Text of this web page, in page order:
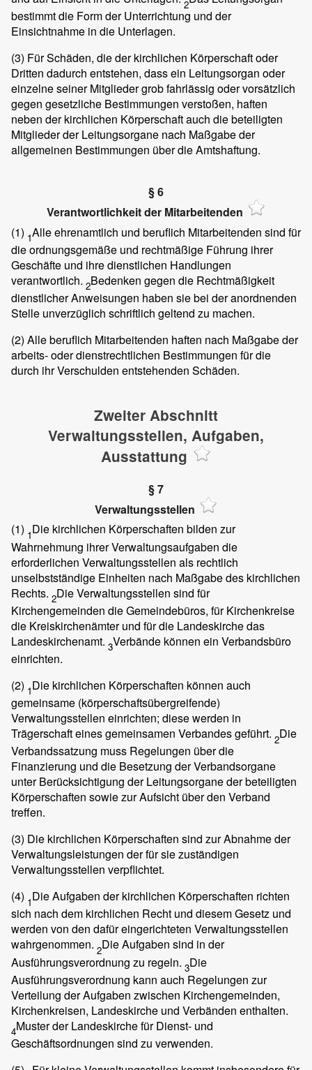
2
bestimmt die Form der Unterrichtung und der
Einsichtnahme in die Unterlagen.
(3) Für Schäden, die der kirchlichen Körperschaft oder
Dritten dadurch entstehen, dass ein Leitungsorgan oder
einzelne seiner Mitglieder grob fahrlässig oder vorsätzlich
gegen gesetzliche Bestimmungen verstoßen, haften
neben der kirchlichen Körperschaft auch die beteiligten
Mitglieder der Leitungsorgane nach Maßgabe der
allgemeinen Bestimmungen über die Amtshaftung.
§ 6
Verantwortlichkeit der Mitarbeitenden
(1) 1Alle ehrenamtlich und beruflich Mitarbeitenden sind für
die ordnungsgemäße und rechtmäßige Führung ihrer
Geschäfte und ihre dienstlichen Handlungen
verantwortlich. 2Bedenken gegen die Rechtmäßigkeit
dienstlicher Anweisungen haben sie bei der anordnenden
Stelle unverzüglich schriftlich geltend zu machen.
(2) Alle beruflich Mitarbeitenden haften nach Maßgabe der
arbeits- oder dienstrechtlichen Bestimmungen für die
durch ihr Verschulden entstehenden Schäden.
Zweiter Abschnitt
Verwaltungsstellen, Aufgaben,
Ausstattung
§ 7
Verwaltungsstellen
(1) 1Die kirchlichen Körperschaften bilden zur
Wahrnehmung ihrer Verwaltungsaufgaben die
erforderlichen Verwaltungsstellen als rechtlich
unselbstständige Einheiten nach Maßgabe des kirchlichen
Rechts. 2Die Verwaltungsstellen sind für
Kirchengemeinden die Gemeindebüros, für Kirchenkreise
die Kreiskirchenämter und für die Landeskirche das
Landeskirchenamt. 3Verbände können ein Verbandsbüro
einrichten.
(2) 1Die kirchlichen Körperschaften können auch
gemeinsame (körperschaftsübergreifende)
Verwaltungsstellen einrichten; diese werden in
Trägerschaft eines gemeinsamen Verbandes geführt. 2Die
Verbandssatzung muss Regelungen über die
Finanzierung und die Besetzung der Verbandsorgane
unter Berücksichtigung der Leitungsorgane der beteiligten
Körperschaften sowie zur Aufsicht über den Verband
treffen.
(3) Die kirchlichen Körperschaften sind zur Abnahme der
Verwaltungsleistungen der für sie zuständigen
Verwaltungsstellen verpflichtet.
(4) 1Die Aufgaben der kirchlichen Körperschaften richten
sich nach dem kirchlichen Recht und diesem Gesetz und
werden von den dafür eingerichteten Verwaltungsstellen
wahrgenommen. 2Die Aufgaben sind in der
Ausführungsverordnung zu regeln. 3Die
Ausführungsverordnung kann auch Regelungen zur
Verteilung der Aufgaben zwischen Kirchengemeinden,
Kirchenkreisen, Landeskirche und Verbänden enthalten.
4Muster der Landeskirche für Dienst- und
Geschäftsordnungen sind zu verwenden.